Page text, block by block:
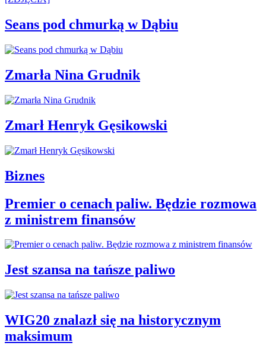
Seans pod chmurką w Dąbiu
Zmarła Nina Grudnik
Zmarł Henryk Gęsikowski
Biznes
Premier o cenach paliw. Będzie rozmowa
z ministrem finansów
Jest szansa na tańsze paliwo
WIG20 znalazł się na historycznym
maksimum